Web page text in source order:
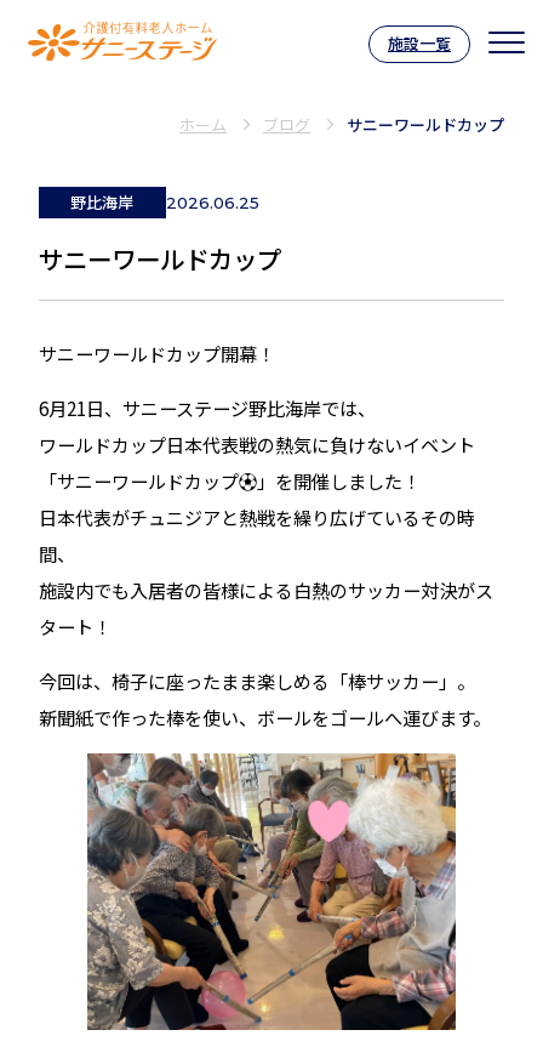
介護付有料老人ホーム サニーステー
施設一覧
ホーム ブログ サニーワールドカップ
野比海岸 2026.06.25
サニーワールドカップ
サニーワールドカップ開幕！
6月21日、サニーステージ野比海岸では、
ワールドカップ日本代表戦の熱気に負けないイベント
「サニーワールドカップ⚽」を開催しました！
日本代表がチュニジアと熱戦を繰り広げているその時
間、
施設内でも入居者の皆様による白熱のサッカー対決がス
タート！
今回は、椅子に座ったまま楽しめる「棒サッカー」。
新聞紙で作った棒を使い、ボールをゴールへ運びます。